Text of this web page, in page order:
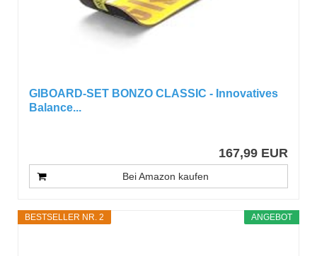
GIBOARD-SET BONZO CLASSIC - Innovatives
Balance...
167,99 EUR
Bei Amazon kaufen
ANGEBOT
BESTSELLER NR. 2